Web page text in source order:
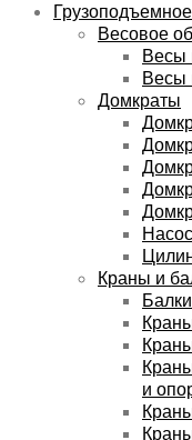
Весовое
Весы
Весы
Домкраты
Краны и
и